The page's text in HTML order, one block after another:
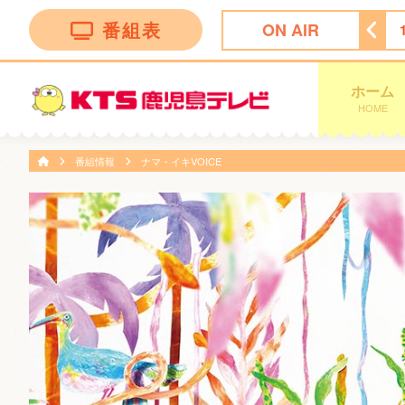
番組表 ON AIR
ごしま 17:30 ＦＮＮ Ｌｉｖｅ Ｎｅｗｓ イット！
ホーム
HOME
番組情報 ナマ・イキVOICE